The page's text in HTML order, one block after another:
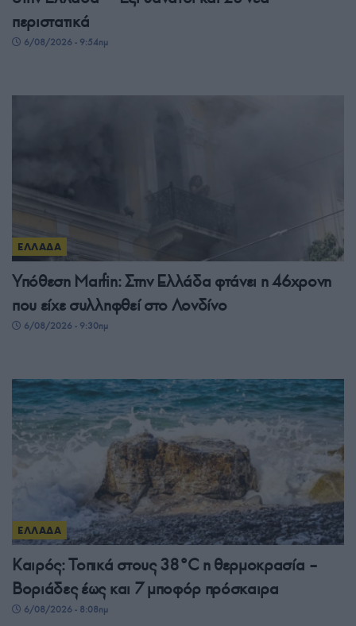
περιστατικά
6/08/2026 - 9:54πμ
ΕΛΛΑΔΑ
Υπόθεση Μarfin: Στην Ελλάδα φτάνει η 46χρονη
που είχε συλληφθεί στο Λονδίνο
6/08/2026 - 9:30πμ
ΕΛΛΑΔΑ
Καιρός: Τοπικά στους 38°C η θερμοκρασία –
Βοριάδες έως και 7 μποφόρ πρόσκαιρα
6/08/2026 - 8:08πμ